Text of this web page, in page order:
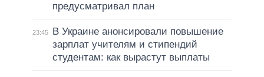
предусматривал план
23:45
В Украине анонсировали повышение
зарплат учителям и стипендий
студентам: как вырастут выплаты